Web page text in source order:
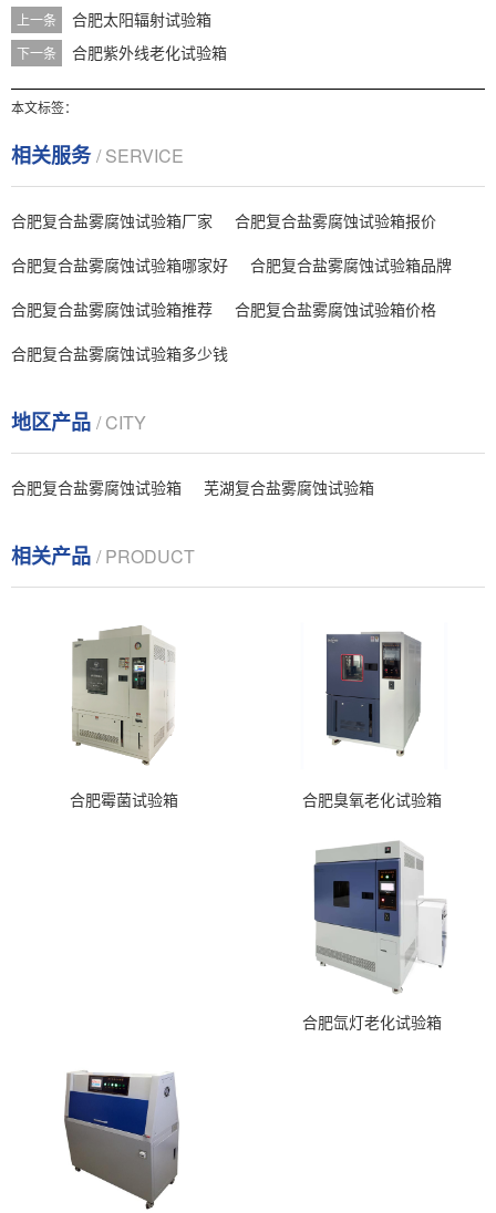
上一条 合肥太阳辐射试验箱
下一条 合肥紫外线老化试验箱
本文标签：
相关服务/ SERVICE
合肥复合盐雾腐蚀试验箱厂家
合肥复合盐雾腐蚀试验箱报价
合肥复合盐雾腐蚀试验箱哪家好
合肥复合盐雾腐蚀试验箱品牌
合肥复合盐雾腐蚀试验箱推荐
合肥复合盐雾腐蚀试验箱价格
合肥复合盐雾腐蚀试验箱多少钱
地区产品 / CITY
合肥复合盐雾腐蚀试验箱 芜湖复合盐雾腐蚀试验箱
相关产品 / PRODUCT
合肥霉菌试验箱 合肥臭氧老化试验箱
合肥氙灯老化试验箱